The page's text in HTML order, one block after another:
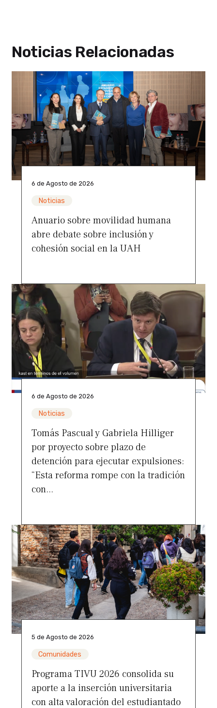
Noticias Relacionadas
6 de Agosto de 2026
Noticias
Anuario sobre movilidad humana
abre debate sobre inclusión y
cohesión social en la UAH
6 de Agosto de 2026
Noticias
Tomás Pascual y Gabriela Hilliger
por proyecto sobre plazo de
detención para ejecutar expulsiones:
“Esta reforma rompe con la tradición
con...
5 de Agosto de 2026
Comunidades
Programa TIVU 2026 consolida su
aporte a la inserción universitaria
con alta valoración del estudiantado